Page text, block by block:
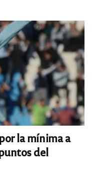
la mínima a
del